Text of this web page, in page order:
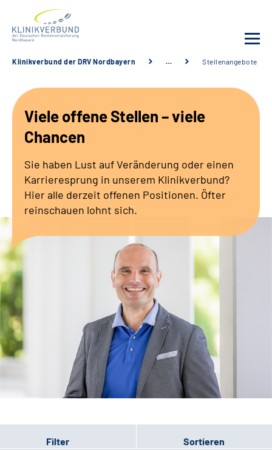
Behandlungsangebot
Karriere
Erweiterte Suche
Klinikverbund der DRV Nordbayern … Stellenangebote
Viele offene Stellen – viele
Chancen
Sie haben Lust auf Veränderung oder einen
Karrieresprung in unserem Klinikverbund?
Hier alle derzeit offenen Positionen. Öfter
reinschauen lohnt sich.
Filter Sortieren